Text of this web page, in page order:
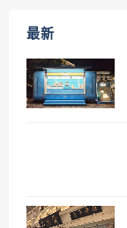
最新